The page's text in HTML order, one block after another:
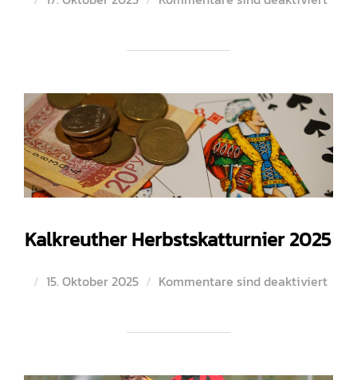
Kalkreuther Herbstskatturnier 2025
Veröffentlicht
15. Oktober 2025 Kommentare sind deaktiviert